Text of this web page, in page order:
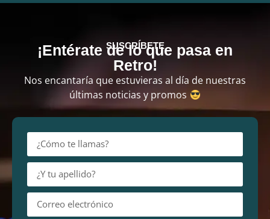
SUSCRÍBETE
¡Entérate de lo que pasa en
Retro!
Nos encantaría que estuvieras al día de nuestras
últimas noticias y promos